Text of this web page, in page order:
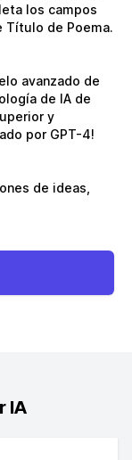
los campos
Título de Poema.
avanzado de
de IA de
y
por GPT-4!
de ideas,
IA